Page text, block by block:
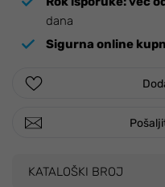
dana
Sigurna online
KATALOŠKI BROJ